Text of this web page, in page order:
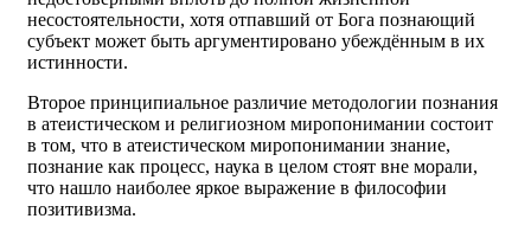
несостоятельности, хотя отпавший от Бога познающий
субъект может быть аргументировано убеждённым в их
истинности.
Второе принципиальное различие методологии познания
в атеистическом и религиозном миропонимании состоит
в том, что в атеистическом миропонимании знание,
познание как процесс, наука в целом стоят вне морали,
что нашло наиболее яркое выражение в философии
позитивизма.